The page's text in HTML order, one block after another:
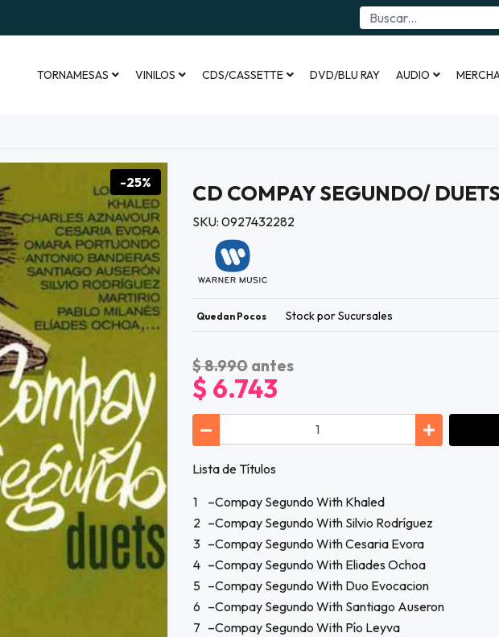
TORNAMESAS VINILOS CDS/CASSETTE DVD/BLU RAY AUDIO
-25% CD COMPAY SEGUNDO/
SKU: 0927432282
Quedan Pocos Stock por Sucursales
$ 8.990 antes
$ 6.743
Lista de Títulos
1 –Compay Segundo With Khaled
2 –Compay Segundo With Silvio Rodríguez
3 –Compay Segundo With Cesaria Evora
4 –Compay Segundo With Eliades Ochoa
5 –Compay Segundo With Duo Evocacion
6 –Compay Segundo With Santiago Auseron
7 –Compay Segundo With Pío Leyva